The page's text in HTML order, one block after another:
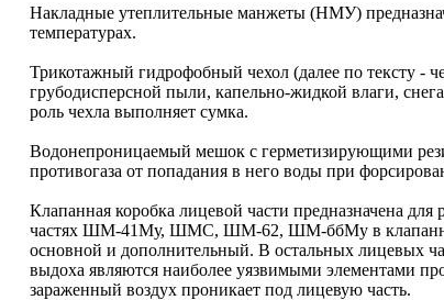
Накладные утеплительные манжеты (НМУ)
температурах.
Трикотажный гидрофобный чехол (далее по тексту -
грубодисперсной пыли, капельно-жидкой влаги,
роль чехла выполняет сумка.
Водонепроницаемый мешок с герметизирующими
противогаза от попадания в него воды при
Клапанная коробка лицевой части предназначена
частях ШМ-41Му, ШМС, ШМ-62, ШМ-ббМу в клапанных
основной и дополнительный. В остальных лицевых
выдоха являются наиболее уязвимыми элементами
зараженный воздух проникает под лицевую часть.